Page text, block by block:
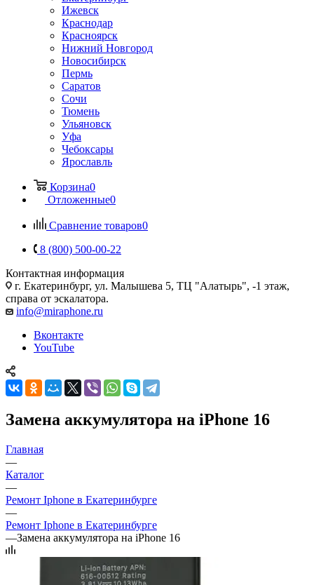
Ижевск
Краснодар
Красноярск
Нижний Новгород
Новосибирск
Пермь
Саратов
Сочи
Тюмень
Ульяновск
Уфа
Чебоксары
Ярославль
Корзина0
Отложенные0
Сравнение товаров0
8 (800) 500-00-22
Контактная информация
г. Екатеринбург, ул. Малышева 5, ТЦ "Алатырь", -1 этаж,
справа от эскалатора.
info@miraphone.ru
Вконтакте
YouTube
Замена аккумулятора на iPhone 16
Главная
—
Каталог
—
Ремонт Iphone в Екатеринбурге
—
Ремонт Iphone в Екатеринбурге
—Замена аккумулятора на iPhone 16